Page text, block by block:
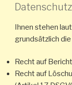
Ihnen stehen
grundsätzlich
Recht auf
Recht auf